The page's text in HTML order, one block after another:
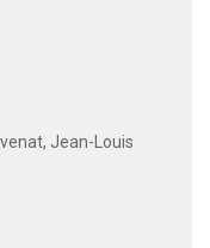
Jean-Louis